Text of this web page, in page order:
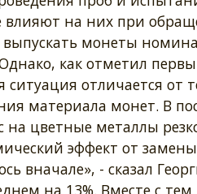
влияют на них при
монеты
как отметил
отличается от
материала монет. В
цветные металлы
эффект от
вначале», - сказал
на 13%. Вместе с